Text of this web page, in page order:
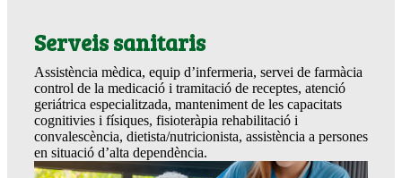
Serveis sanitaris
Assistència mèdica, equip d’infermeria, servei de farmàcia
control de la medicació i tramitació de receptes, atenció
geriátrica especialitzada, manteniment de les capacitats
cognitivies i físiques, fisioteràpia rehabilitació i
convalescència, dietista/nutricionista, assistència a persones
en situació d’alta dependència.